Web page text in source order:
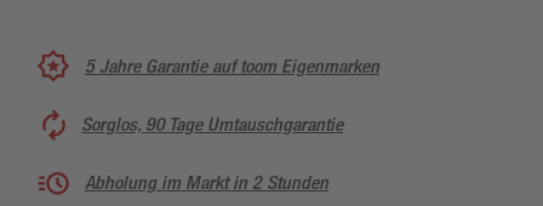
5 Jahre Garantie auf toom Eigenmarken
Sorglos, 90 Tage Umtauschgarantie
Abholung im Markt in 2 Stunden